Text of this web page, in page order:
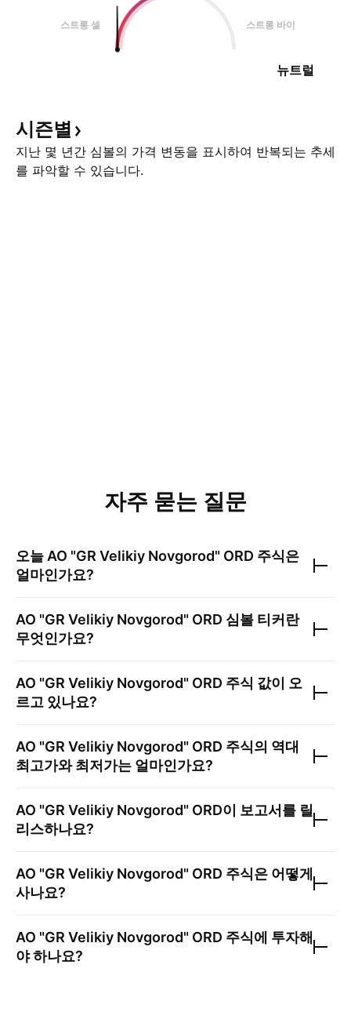
스트롱 셀 스트롱 바이
뉴트럴
시즌별
지난 몇 년간 심볼의 가격 변동을 표시하여 반복되는 추세
를 파악할 수 있습니다.
자주 묻는 질문
오늘 AO "GR Velikiy Novgorod" ORD 주식은
얼마인가요?
AO "GR Velikiy Novgorod" ORD 심볼 티커란
무엇인가요?
AO "GR Velikiy Novgorod" ORD 주식 값이 오
르고 있나요?
AO "GR Velikiy Novgorod" ORD 주식의 역대
최고가와 최저가는 얼마인가요?
AO "GR Velikiy Novgorod" ORD이 보고서를 릴
리스하나요?
AO "GR Velikiy Novgorod" ORD 주식은 어떻게
사나요?
AO "GR Velikiy Novgorod" ORD 주식에 투자해
야 하나요?